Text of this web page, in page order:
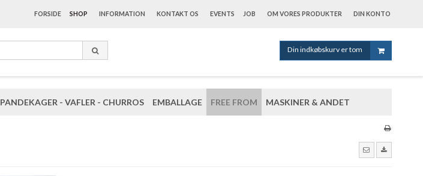
FORSIDE SHOP INFORMATION KONTAKT OS EVENTS JOB OM VORES PRODUKTER DIN KONTO
Din indkøbskurv er tom
PANDEKAGER - VAFLER - CHURROS EMBALLAGE FREE FROM MASKINER & ANDET